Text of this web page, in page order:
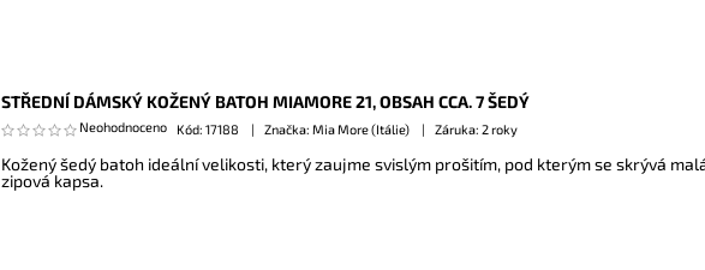
STŘEDNÍ DÁMSKÝ KOŽENÝ BATOH MIAMORE 21, OBSAH CCA. 7 ŠEDÝ
Neohodnoceno Kód: 17188 Značka: Mia More (Itálie) Záruka: 2 roky
Kožený šedý batoh ideální velikosti, který zaujme svislým prošitím, pod kterým se skrývá
zipová kapsa.